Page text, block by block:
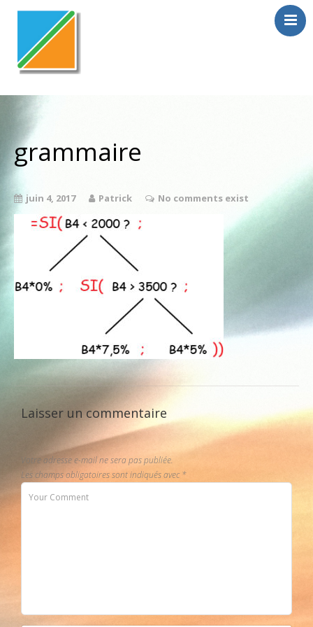
Trucs & Astuces
grammaire
juin 4, 2017 Patrick No comments exist
Laisser un commentaire
Votre adresse e-mail ne sera pas publiée.
Les champs obligatoires sont indiqués avec*